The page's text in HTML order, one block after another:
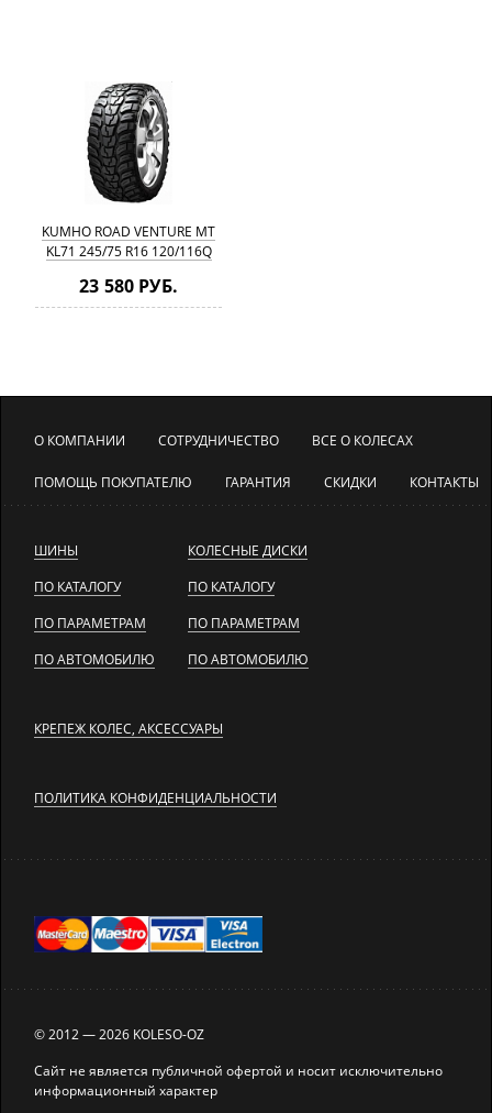
KUMHO ROAD VENTURE MT
KL71 245/75 R16 120/116Q
23 580 РУБ.
О КОМПАНИИ СОТРУДНИЧЕСТВО ВСЕ О КОЛЕСАХ
ПОМОЩЬ ПОКУПАТЕЛЮ ГАРАНТИЯ СКИДКИ КОНТАКТЫ
ШИНЫ
ПО КАТАЛОГУ
ПО ПАРАМЕТРАМ
ПО АВТОМОБИЛЮ
КОЛЕСНЫЕ ДИСКИ
ПО КАТАЛОГУ
ПО ПАРАМЕТРАМ
ПО АВТОМОБИЛЮ
КРЕПЕЖ КОЛЕС, АКСЕССУАРЫ
ПОЛИТИКА КОНФИДЕНЦИАЛЬНОСТИ
© 2012 — 2026 KOLESO-OZ
Сайт не является публичной офертой и носит исключительно
информационный характер